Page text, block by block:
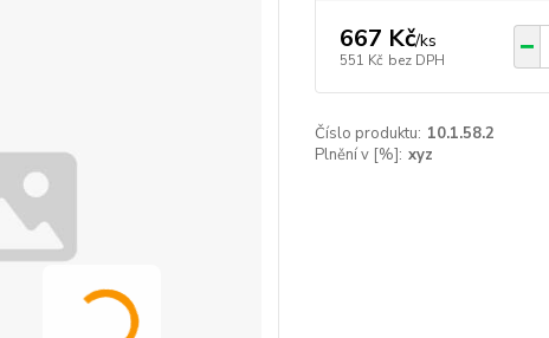
667 Kč/ks
551 Kč bez DPH
Číslo produktu: 10.1.58.2
Plnění v [%]: xyz